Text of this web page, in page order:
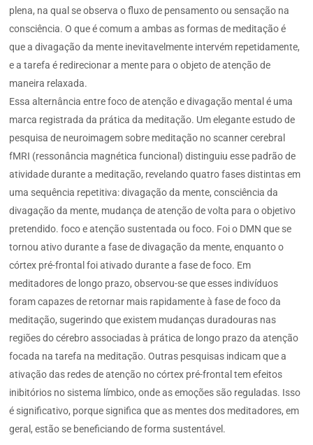
plena, na qual se observa o fluxo de pensamento ou sensação na
consciência. O que é comum a ambas as formas de meditação é
que a divagação da mente inevitavelmente intervém repetidamente,
e a tarefa é redirecionar a mente para o objeto de atenção de
maneira relaxada.
Essa alternância entre foco de atenção e divagação mental é uma
marca registrada da prática da meditação. Um elegante estudo de
pesquisa de neuroimagem sobre meditação no scanner cerebral
fMRI (ressonância magnética funcional) distinguiu esse padrão de
atividade durante a meditação, revelando quatro fases distintas em
uma sequência repetitiva: divagação da mente, consciência da
divagação da mente, mudança de atenção de volta para o objetivo
pretendido. foco e atenção sustentada ou foco. Foi o DMN que se
tornou ativo durante a fase de divagação da mente, enquanto o
córtex pré-frontal foi ativado durante a fase de foco. Em
meditadores de longo prazo, observou-se que esses indivíduos
foram capazes de retornar mais rapidamente à fase de foco da
meditação, sugerindo que existem mudanças duradouras nas
regiões do cérebro associadas à prática de longo prazo da atenção
focada na tarefa na meditação. Outras pesquisas indicam que a
ativação das redes de atenção no córtex pré-frontal tem efeitos
inibitórios no sistema límbico, onde as emoções são reguladas. Isso
é significativo, porque significa que as mentes dos meditadores, em
geral, estão se beneficiando de forma sustentável.